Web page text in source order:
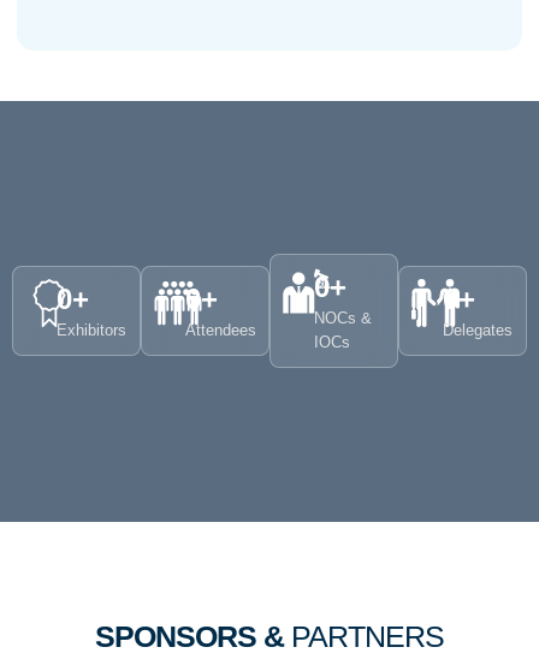
Exhibitors
0+
Attendees
0+
NOCs &
IOCs
0+
Delegates
0+
SPONSORS & PARTNERS